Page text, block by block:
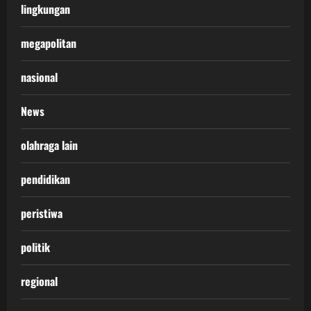
lingkungan
megapolitan
nasional
News
olahraga lain
pendidikan
peristiwa
politik
regional